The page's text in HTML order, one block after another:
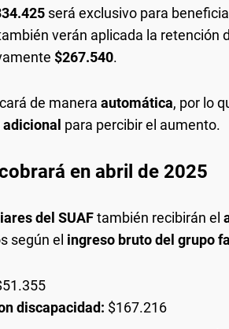
será exclusivo para
verán aplicada la retención
$267.540.
de manera automática, por lo
para percibir el aumento.
en abril de 2025
del SUAFtambién recibirán el
según el ingreso bruto del grupo
discapacidad: $167.216